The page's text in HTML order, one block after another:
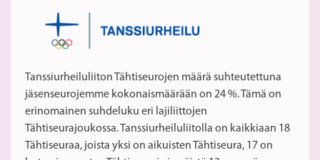
Tanssiurheiluliiton Tähtiseurojen määrä suhteutettuna
jäsenseurojemme kokonaismäärään on 24 %. Tämä on
erinomainen suhdeluku eri lajiliittojen
Tähtiseurajoukossa. Tanssiurheiluliitolla on kaikkiaan 18
Tähtiseuraa, joista yksi on aikuisten Tähtiseura, 17 on